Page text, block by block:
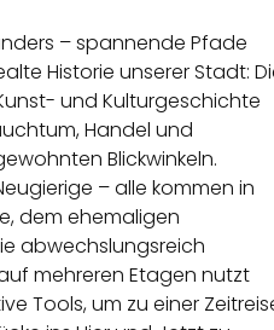
– spannende Pfade
Historie unserer Stadt:
und Kulturgeschichte
Handel und
Blickwinkeln.
– alle kommen in
dem ehemaligen
abwechslungsreich
mehreren Etagen nutzt
Tools, um zu einer